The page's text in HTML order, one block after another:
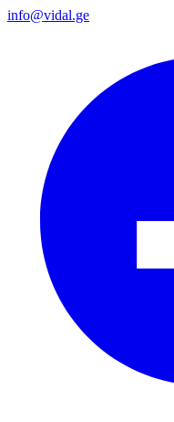
info@vidal.ge